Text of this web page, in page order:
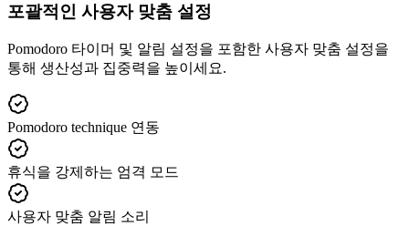
포괄적인 사용자 맞춤 설정
Pomodoro 타이머 및 알림 설정을 포함한 사용자 맞춤 설정을
통해 생산성과 집중력을 높이세요.
Pomodoro technique 연동
휴식을 강제하는 엄격 모드
사용자 맞춤 알림 소리